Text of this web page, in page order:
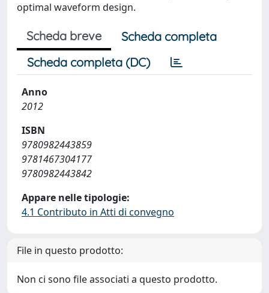
optimal waveform design.
Scheda breve
Scheda completa
Scheda completa (DC)
Anno
2012
ISBN
9780982443859
9781467304177
9780982443842
Appare nelle tipologie:
4.1 Contributo in Atti di convegno
File in questo prodotto:
Non ci sono file associati a questo prodotto.